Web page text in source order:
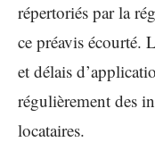
répertoriés par la
ce préavis écourté.
et délais
régulièrement des
locataires.